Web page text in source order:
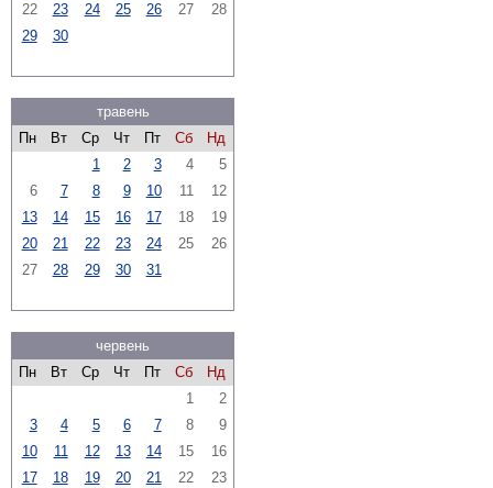
22
23 24 25 26 27
28
29
30
травень
Пн
Вт Ср Чт Пт Сб
Нд
1
2 3 4
5
6
7 8 9 10 11
12
13
14 15 16 17 18
19
20
21 22 23 24 25
26
27
28 29 30 31
червень
Пн
Вт Ср Чт Пт Сб
Нд
1
2
3
4 5 6 7 8
9
10
11 12 13 14 15
16
17
18 19 20 21 22
23